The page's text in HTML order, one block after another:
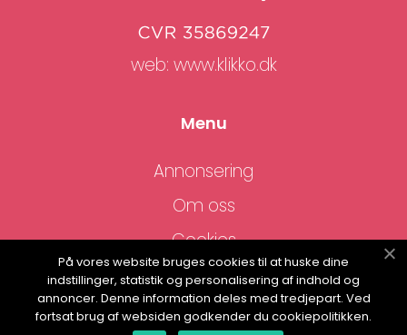
web: www.klikko.dk
Menu
Annonsering
Om oss
Cookies
Kontakta oss
Sitemap
På vores website bruges cookies til at huske dine
indstillinger, statistik og personalisering af indhold og
annoncer. Denne information deles med tredjepart. Ved
fortsat brug af websiden godkender du cookiepolitikken.